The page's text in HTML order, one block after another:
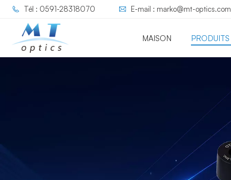
Tél : 0591-28318070 E-mail : marko@mt-optics.com
MAISON PRODUITS